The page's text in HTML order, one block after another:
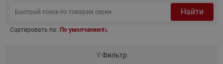
Найти
Сортировать по: По умолчанию
Фильтр